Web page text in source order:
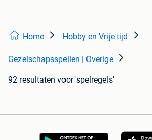
Home Hobby en Vrije tijd
Gezelschapsspellen | Overige
92 resultaten voor 'spelregels'